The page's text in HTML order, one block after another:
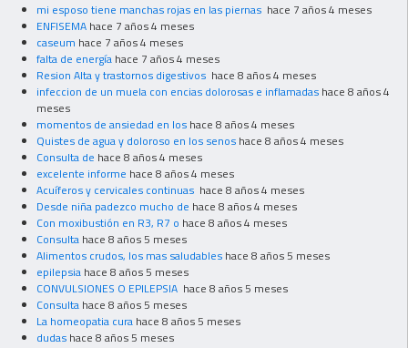
mi esposo tiene manchas rojas en las piernas hace 7 años 4 meses
ENFISEMA hace 7 años 4 meses
caseum hace 7 años 4 meses
falta de energía hace 7 años 4 meses
Resion Alta y trastornos digestivos hace 8 años 4 meses
infeccion de un muela con encias dolorosas e inflamadas hace 8 años 4
meses
momentos de ansiedad en los hace 8 años 4 meses
Quistes de agua y doloroso en los senos hace 8 años 4 meses
Consulta de hace 8 años 4 meses
excelente informe hace 8 años 4 meses
Acuíferos y cervicales continuas hace 8 años 4 meses
Desde niña padezco mucho de hace 8 años 4 meses
Con moxibustión en R3, R7 o hace 8 años 4 meses
Consulta hace 8 años 5 meses
Alimentos crudos, los mas saludables hace 8 años 5 meses
epilepsia hace 8 años 5 meses
CONVULSIONES O EPILEPSIA hace 8 años 5 meses
Consulta hace 8 años 5 meses
La homeopatia cura hace 8 años 5 meses
dudas hace 8 años 5 meses